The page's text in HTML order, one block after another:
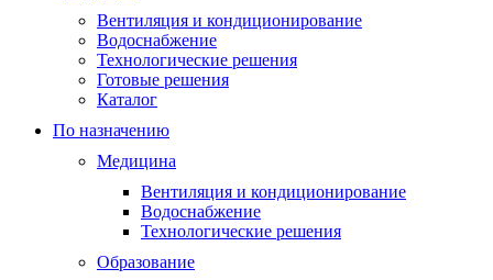
Вентиляция и кондиционирование
Водоснабжение
Технологические решения
Готовые решения
Каталог
По назначению
Медицина
Вентиляция и кондиционирование
Водоснабжение
Технологические решения
Образование